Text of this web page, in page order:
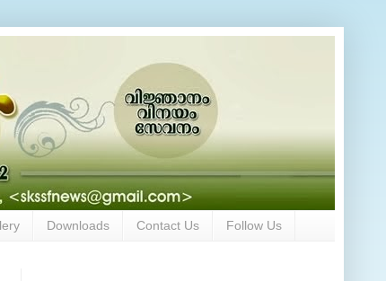
Downloads Contact Us Follow Us